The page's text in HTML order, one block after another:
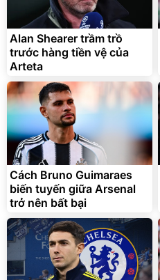
Alan Shearer trầm trồ
trước hàng tiền vệ của
Arteta
Cách Bruno Guimaraes
biến tuyến giữa Arsenal
trở nên bất bại